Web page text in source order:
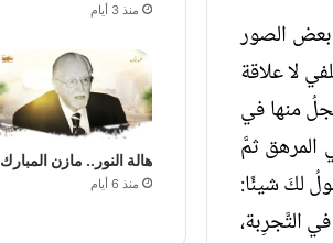
بعض الصور
لا علاقة
منها في
المرهق ثمَّ
لكَ شيئًا:
التَّجرِبة،
منذ 3 أيام
هالة النور.. مازن المبارك
منذ 6 أيام